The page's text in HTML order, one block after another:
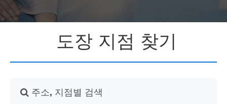
도장 지점 찾기
주소, 지점별 검색